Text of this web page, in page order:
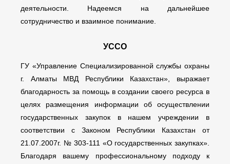
деятельности. Надеемся на дальнейшее
сотрудничество и взаимное понимание.
УССО
ГУ «Управление Специализированной службы охраны
г. Алматы МВД Республики Казахстан», выражает
благодарность за помощь в создании своего ресурса в
целях размещения информации об осуществлении
государственных закупок в нашем учреждении в
соответствии с Законом Республики Казахстан от
21.07.2007г. № 303-111 «О государственных закупках».
Благодаря вашему профессиональному подходу к